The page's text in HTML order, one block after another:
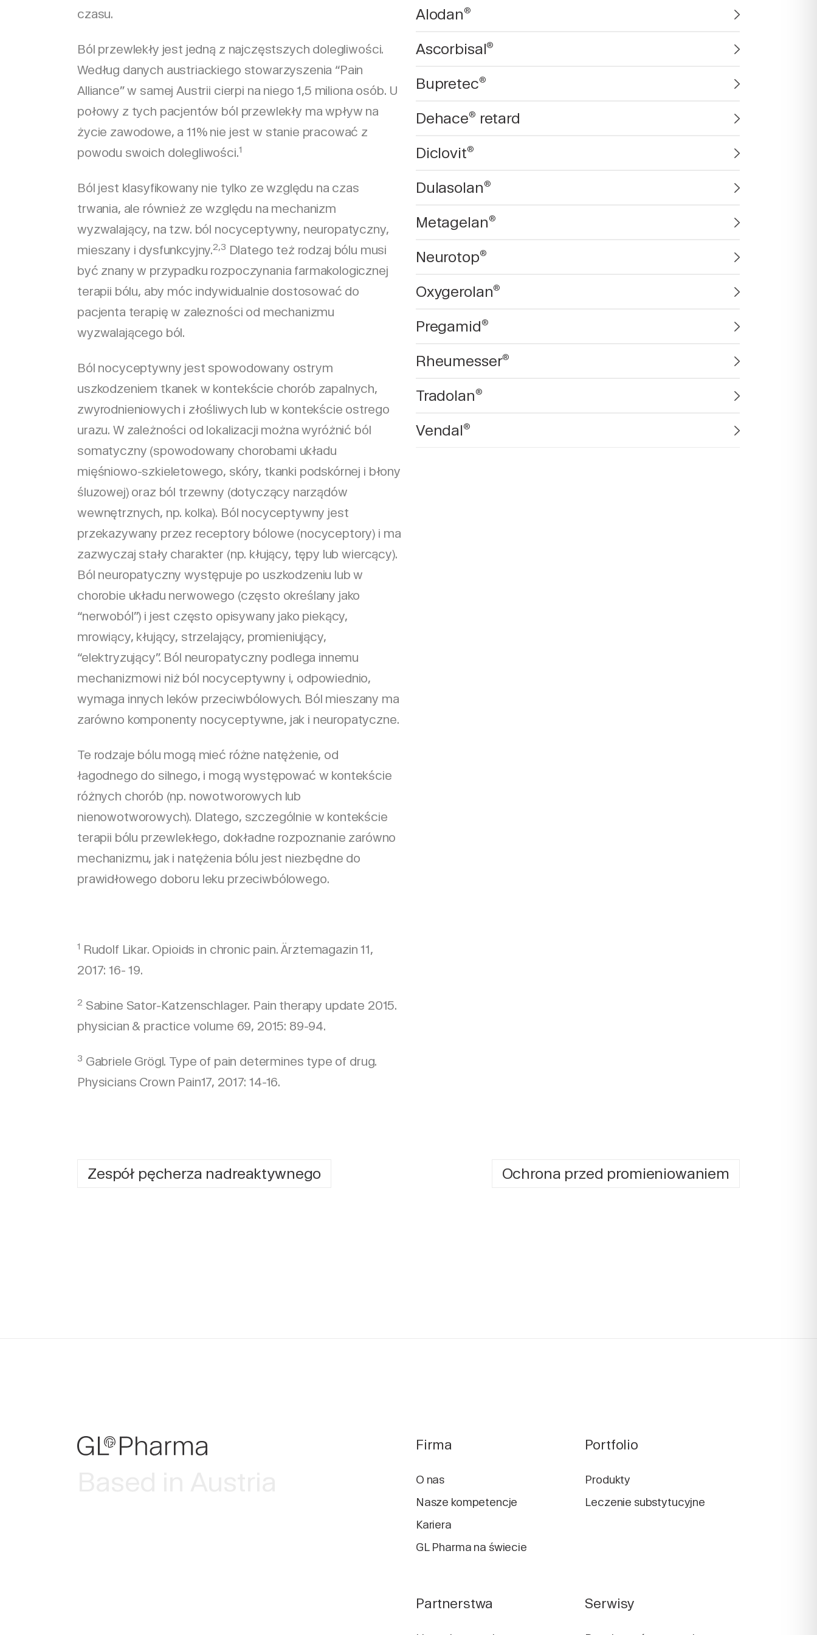
czasu.
Ból przewlekły jest jedną z najczęstszych dolegliwości.
Według danych austriackiego stowarzyszenia “Pain
Alliance” w samej Austrii cierpi na niego 1,5 miliona osób. U
połowy z tych pacjentów ból przewlekły ma wpływ na
życie zawodowe, a 11% nie jest w stanie pracować z
powodu swoich dolegliwości.1
Ból jest klasyfikowany nie tylko ze względu na czas
trwania, ale również ze względu na mechanizm
wyzwalający, na tzw. ból nocyceptywny, neuropatyczny,
mieszany i dysfunkcyjny.2,3 Dlatego też rodzaj bólu musi
być znany w przypadku rozpoczynania farmakologicznej
terapii bólu, aby móc indywidualnie dostosować do
pacjenta terapię w zalezności od mechanizmu
wyzwalającego ból.
Ból nocyceptywny jest spowodowany ostrym
uszkodzeniem tkanek w kontekście chorób zapalnych,
zwyrodnieniowych i złośliwych lub w kontekście ostrego
urazu. W zależności od lokalizacji można wyróżnić ból
somatyczny (spowodowany chorobami układu
mięśniowo-szkieletowego, skóry, tkanki podskórnej i błony
śluzowej) oraz ból trzewny (dotyczący narządów
wewnętrznych, np. kolka). Ból nocyceptywny jest
przekazywany przez receptory bólowe (nocyceptory) i ma
zazwyczaj stały charakter (np. kłujący, tępy lub wiercący).
Ból neuropatyczny występuje po uszkodzeniu lub w
chorobie układu nerwowego (często określany jako
“nerwoból”) i jest często opisywany jako piekący,
mrowiący, kłujący, strzelający, promieniujący,
“elektryzujący”. Ból neuropatyczny podlega innemu
mechanizmowi niż ból nocyceptywny i, odpowiednio,
wymaga innych leków przeciwbólowych. Ból mieszany ma
zarówno komponenty nocyceptywne, jak i neuropatyczne.
Te rodzaje bólu mogą mieć różne natężenie, od
łagodnego do silnego, i mogą występować w kontekście
różnych chorób (np. nowotworowych lub
nienowotworowych). Dlatego, szczególnie w kontekście
terapii bólu przewlekłego, dokładne rozpoznanie zarówno
mechanizmu, jak i natężenia bólu jest niezbędne do
prawidłowego doboru leku przeciwbólowego.
1 Rudolf Likar. Opioids in chronic pain. Ärztemagazin 11,
2017: 16- 19.
2 Sabine Sator-Katzenschlager. Pain therapy update 2015.
physician & practice volume 69, 2015: 89-94.
3 Gabriele Grögl. Type of pain determines type of drug.
Physicians Crown Pain17, 2017: 14-16.
Alodan ®
Ascorbisal®
Bupretec®
Dehace® retard
Diclovit®
Dulasolan ®
Metagelan ®
Neurotop®
Oxygerolan®
Pregamid ®
Rheumesser®
Tradolan ®
Vendal ®
Zespół pęcherza nadreaktywnego Ochrona przed promieniowaniem
Firma
O nas
Nasze kompetencje
Kariera
GL Pharma na świecie
Portfolio
Produkty
Leczenie substytucyjne
Partnerstwa Serwisy